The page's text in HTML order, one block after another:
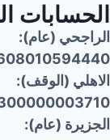
الحسابات
الراجحي (عام):
الاهلي (الوقف):
الجزيرة (عام):